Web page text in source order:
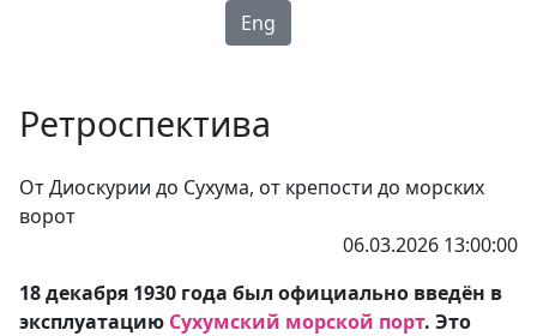
Eng
Ретроспектива
От Диоскурии до Сухума, от крепости до морских
ворот
06.03.2026 13:00:00
18 декабря 1930 года был официально введён в
эксплуатацию Сухумский морской порт. Это